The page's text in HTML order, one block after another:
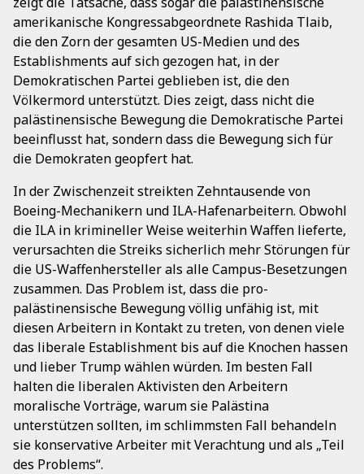
amerikanische Kongressabgeordnete Rashida Tlaib,
die den Zorn der gesamten US-Medien und des
Establishments auf sich gezogen hat, in der
Demokratischen Partei geblieben ist, die den
Völkermord unterstützt. Dies zeigt, dass nicht die
palästinensische Bewegung die Demokratische Partei
beeinflusst hat, sondern dass die Bewegung sich für
die Demokraten geopfert hat.
In der Zwischenzeit streikten Zehntausende von
Boeing-Mechanikern und ILA-Hafenarbeitern. Obwohl
die ILA in krimineller Weise weiterhin Waffen lieferte,
verursachten die Streiks sicherlich mehr Störungen für
die US-Waffenhersteller als alle Campus-Besetzungen
zusammen. Das Problem ist, dass die pro-
palästinensische Bewegung völlig unfähig ist, mit
diesen Arbeitern in Kontakt zu treten, von denen viele
das liberale Establishment bis auf die Knochen hassen
und lieber Trump wählen würden. Im besten Fall
halten die liberalen Aktivisten den Arbeitern
moralische Vorträge, warum sie Palästina
unterstützen sollten, im schlimmsten Fall behandeln
sie konservative Arbeiter mit Verachtung und als „Teil
des Problems“.